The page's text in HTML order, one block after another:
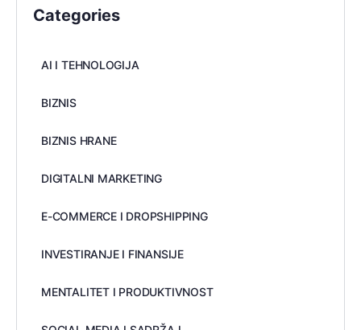
Categories
AI I TEHNOLOGIJA
BIZNIS
BIZNIS HRANE
DIGITALNI MARKETING
E-COMMERCE I DROPSHIPPING
INVESTIRANJE I FINANSIJE
MENTALITET I PRODUKTIVNOST